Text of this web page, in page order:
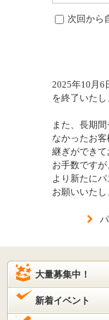
次回から
2025年10月6
を終了いたし
また、長期
なかったお
継ぎができて
お手数ですが
より新たに
お願いいたし
大量募集中！
新着イベント